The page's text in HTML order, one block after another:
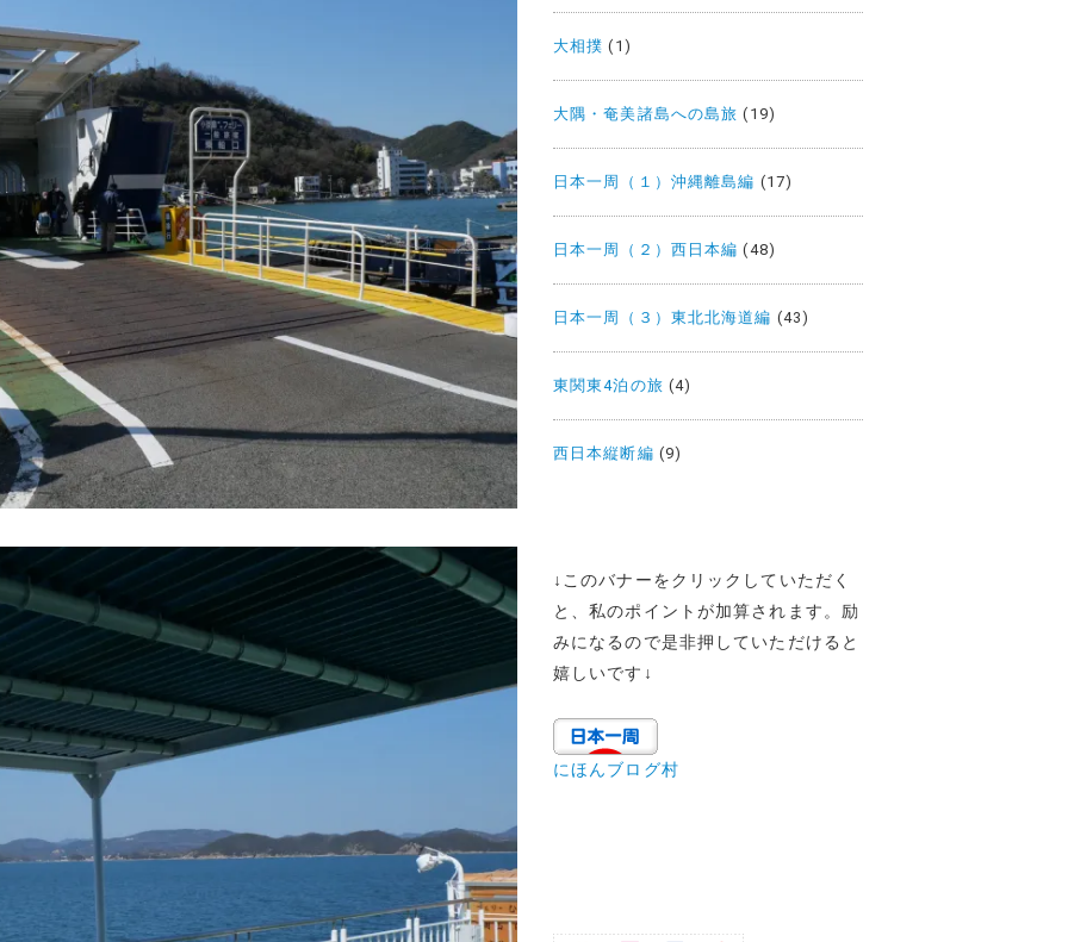
大相撲 (1)
大隅・奄美諸島への島旅 (19)
日本一周（１）沖縄離島編 (17)
日本一周（２）西日本編 (48)
日本一周（３）東北北海道編 (43)
東関東4泊の旅 (4)
西日本縦断編 (9)
↓ このバナーをクリックしていただく
と、私のポイントが加算されます。励
みになるので是非押していただけると
嬉しいです ↓
にほんブログ村